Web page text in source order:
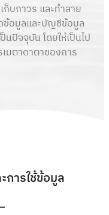
ก็บถาวร และทำลาย
อมูลและบัญชีข้อมูล
ปัจจุบัน โดยให้เป็นไป
มตาดาตาของการ
ารใช้ข้อมูล